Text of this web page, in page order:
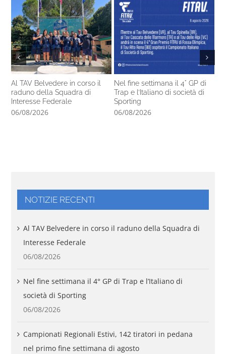
Al TAV Belvedere in corso il
raduno della Squadra di
Interesse Federale
06/08/2026
Nel fine settimana il 4° GP di
Trap e l’Italiano di società di
Sporting
06/08/2026
NOTIZIE RECENTI
Al TAV Belvedere in corso il raduno della Squadra di
Interesse Federale
06/08/2026
Nel fine settimana il 4° GP di Trap e l’Italiano di
società di Sporting
06/08/2026
Campionati Regionali Estivi, 142 tiratori in pedana
nel primo fine settimana di agosto